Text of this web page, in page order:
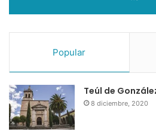
Popular
Teúl de
8 diciembre, 2020